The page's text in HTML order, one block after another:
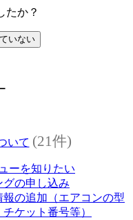
たか？
いない
いて (21件)
ーを知りたい
の申し込み
の追加（エアコンの型
ケット番号等）